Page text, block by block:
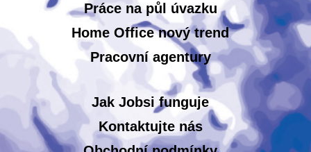
Práce na půl úvazku
Home Office nový trend
Pracovní agentury
Jak Jobsi funguje
Kontaktujte nás